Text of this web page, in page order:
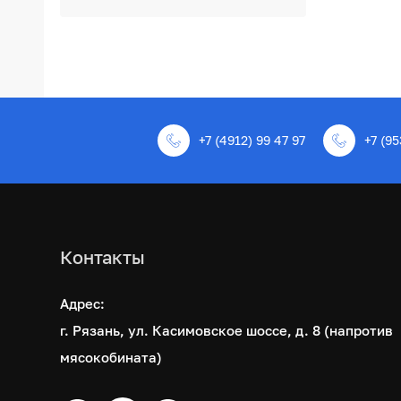
+7 (4912) 99 47 97 +7
Контакты
Адрес:
г. Рязань, ул. Касимовское шоссе, д. 8 (напротив
мясокобината)